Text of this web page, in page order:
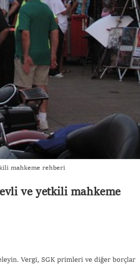
mahkeme rehberi
ve yetkili mahkeme
Vergi, SGK primleri ve diğer borçlar